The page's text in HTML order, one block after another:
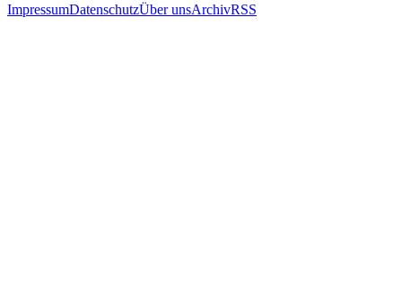
ImpressumDatenschutzÜber unsArchivRSS